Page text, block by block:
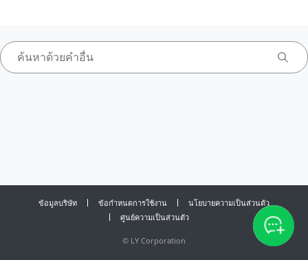
ข้อมูลบริษัท ข้อกำหนดการใช้งาน
นโยบายความเป็นส่วนตัว
ศูนย์ความเป็นส่วนตัว
© LY Corporation